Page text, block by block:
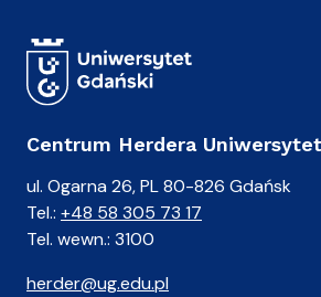
Centrum Herdera
ul. Ogarna 26, PL 80-826 Gdańsk
Tel.: +48 58 305 73 17
Tel. wewn.: 3100
herder@ug.edu.pl